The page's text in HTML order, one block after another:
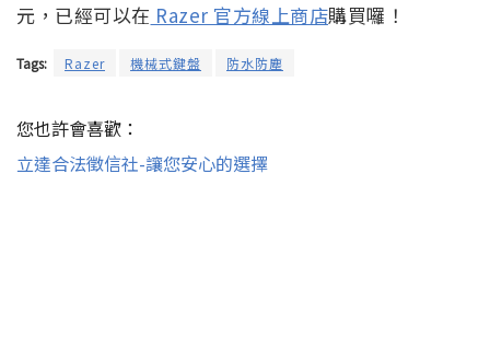
元，已經可以在 Razer 官方線上商店購買囉！
Tags: Razer 機械式鍵盤 防水防塵
您也許會喜歡：
立達合法徵信社-讓您安心的選擇